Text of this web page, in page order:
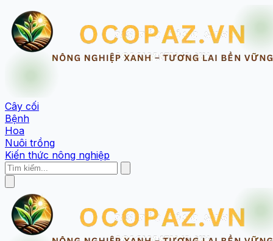
Cây cối
Bệnh
Hoa
Nuôi trồng
Kiến thức nông nghiệp